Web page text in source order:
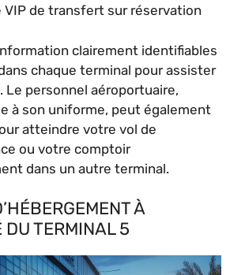
VIP de transfert sur réservation
clairement identifiables
chaque terminal pour assister
Le personnel aéroportuaire,
à son uniforme, peut également
atteindre votre vol de
ou votre comptoir
dans un autre terminal.
À
DU TERMINAL 5